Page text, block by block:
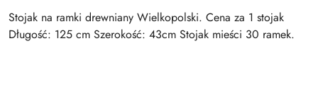
Stojak na ramki drewniany Wielkopolski. Cena za 1 stojak
Długość: 125 cm Szerokość: 43cm Stojak mieści 30 ramek.